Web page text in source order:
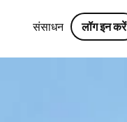
संसाधन लॉग इन करें